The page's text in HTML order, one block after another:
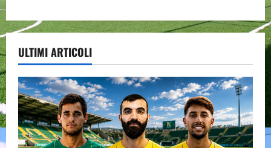
ULTIMI ARTICOLI